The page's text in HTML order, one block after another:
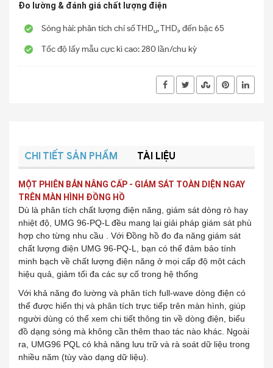
Đo lường & đánh giá chất lượng điện
Sóng hài: phân tích chỉ số THDu, THDi, đến bậc 65
Tốc độ lấy mẫu cực kì cao: 280 lần/chu kỳ
CHI TIẾT SẢN PHẨM TÀI LIỆU
MỘT PHIÊN BẢN NÂNG CẤP - GIÁM SÁT TOÀN DIỆN NGAY
TRÊN MÀN HÌNH ĐỒNG HỒ
Dù là phân tích chất lượng điện năng, giám sát dòng rò hay
nhiệt độ, UMG 96-PQ-L đều mang lại giải pháp giám sát phù
hợp cho từng nhu cầu . Với Đồng hồ đo đa năng giám sát
chất lượng điện UMG 96-PQ-L, bạn có thể đảm bảo tính
minh bạch về chất lượng điện năng ở mọi cấp độ một cách
hiệu quả, giảm tối đa các sự cố trong hệ thống
Với khả năng đo lường và phân tích full-wave dòng điện có
thể được hiển thị và phân tích trực tiếp trên màn hình, giúp
người dùng có thể xem chi tiết thông tin về dòng điện, biểu
đồ dạng sóng mà không cần thêm thao tác nào khác. Ngoài
ra, UMG96 PQL có khả năng lưu trữ và rà soát dữ liệu trong
nhiều năm (tùy vào dạng dữ liệu).